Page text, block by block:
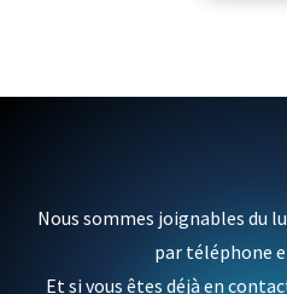
Nous sommes joignables du
par téléphone
Et si vous êtes déjà en